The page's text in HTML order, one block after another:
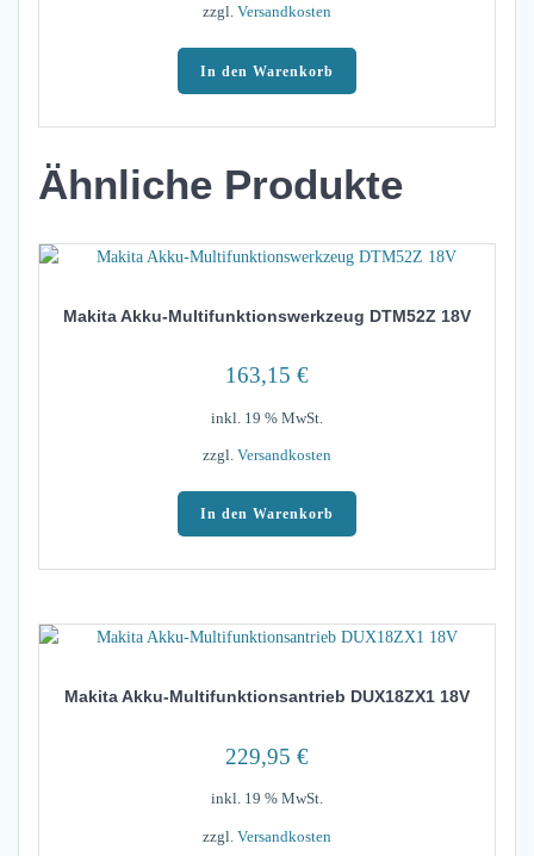
zzgl. Versandkosten
In den Warenkorb
Ähnliche Produkte
Makita Akku-Multifunktionswerkzeug DTM52Z 18V
163,15 €
inkl. 19 % MwSt.
zzgl. Versandkosten
In den Warenkorb
Makita Akku-Multifunktionsantrieb DUX18ZX1 18V
229,95 €
inkl. 19 % MwSt.
zzgl. Versandkosten